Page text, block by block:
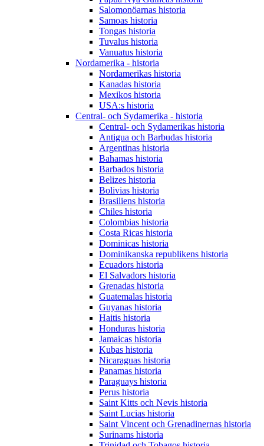
Salomonöarnas historia
Samoas historia
Tongas historia
Tuvalus historia
Vanuatus historia
Nordamerika - historia
Nordamerikas historia
Kanadas historia
Mexikos historia
USA:s historia
Central- och Sydamerika - historia
Central- och Sydamerikas historia
Antigua och Barbudas historia
Argentinas historia
Bahamas historia
Barbados historia
Belizes historia
Bolivias historia
Brasiliens historia
Chiles historia
Colombias historia
Costa Ricas historia
Dominicas historia
Dominikanska republikens historia
Ecuadors historia
El Salvadors historia
Grenadas historia
Guatemalas historia
Guyanas historia
Haitis historia
Honduras historia
Jamaicas historia
Kubas historia
Nicaraguas historia
Panamas historia
Paraguays historia
Perus historia
Saint Kitts och Nevis historia
Saint Lucias historia
Saint Vincent och Grenadinernas historia
Surinams historia